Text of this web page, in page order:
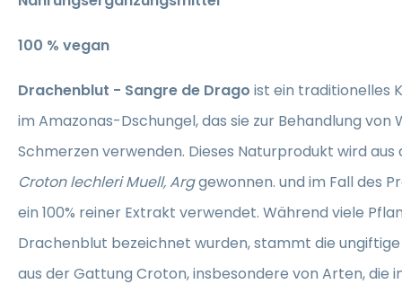
100 % vegan
Drachenblut - Sangre de Drago ist ein traditionelles
im Amazonas-Dschungel, das sie zur Behandlung von
Schmerzen verwenden. Dieses Naturprodukt wird aus
Croton lechleri Muell, Arggewonnen. und im Fall des
ein 100% reiner Extrakt verwendet. Während viele
Drachenblut bezeichnet wurden, stammt die
aus der Gattung Croton, insbesondere von Arten, die